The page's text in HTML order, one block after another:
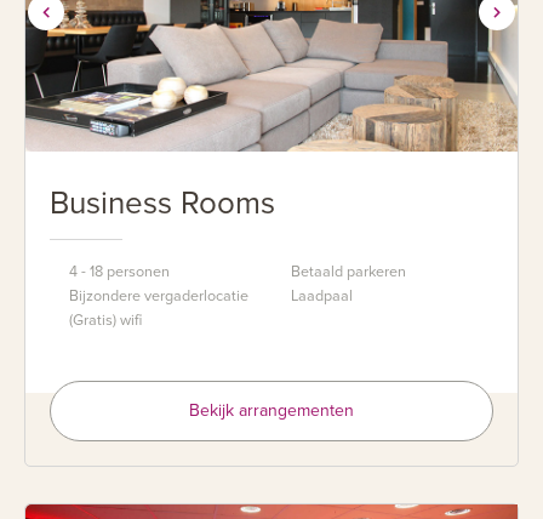
Business Rooms
4 - 18 personen
Bijzondere vergaderlocatie
(Gratis) wifi
Betaald parkeren
Laadpaal
Bekijk arrangementen